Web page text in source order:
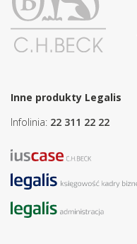
Inne produkty Legalis
Infolinia: 22 311 22 22